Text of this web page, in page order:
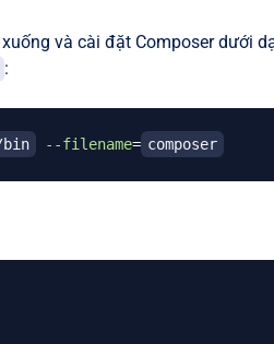
và cài đặt Composer dưới
:
--filename= composer